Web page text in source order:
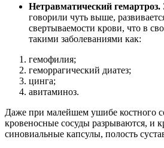
Нетравматический гемартроз.
говорили чуть выше,
свертываемости крови, что в
такими заболеваниями как:
гемофилия;
геморрагический диатез;
цинга;
авитаминоз.
Даже при малейшем ушибе костного
кровеносные сосуды разрываются, и
синовиальные капсулы, полость